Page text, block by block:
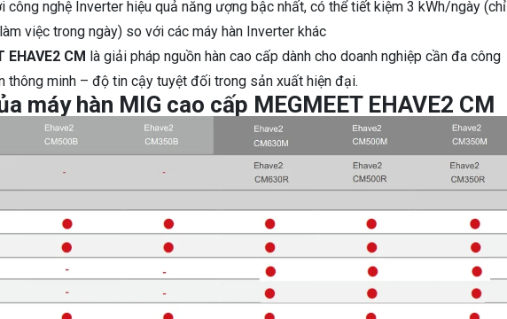
công nghệ Inverter hiệu quả năng ượng bậc nhất, có thể tiết kiệm 3 kWh/ngày (chỉ
việc trong ngày) so với các máy hàn Inverter khác
EHAVE2 CM là giải pháp nguồn hàn cao cấp dành cho doanh nghiệp cần đa công
thông minh – độ tin cậy tuyệt đối trong sản xuất hiện đại.
máy hàn MIG cao cấp MEGMEET EHAVE2 CM